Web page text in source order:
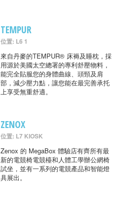
TEMPUR
位置: L6 1
來自丹麥的TEMPUR® 床褥及睡枕，採
用源於美國太空總署的專利舒壓物料，
能完全貼服您的身體曲線、頭頸及肩
部，減少壓力點，讓您能在最完善承托
上享受無重舒適。
ZENOX
位置: L7 KIOSK
Zenox 的 MegaBox 體驗店有齊所有最
新的電競椅電競檯和人體工學辦公網椅
試坐，並有一系列的電競產品和智能燈
具展出。